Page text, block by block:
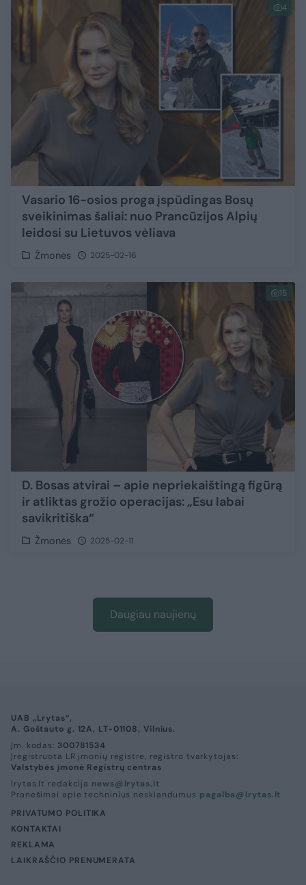
4
Vasario 16-osios proga įspūdingas Bosų
sveikinimas šaliai: nuo Prancūzijos Alpių
leidosi su Lietuvos vėliava
Žmonės 2025-02-16
15
D. Bosas atvirai – apie nepriekaištingą figūrą
ir atliktas grožio operacijas: „Esu labai
savikritiška“
Žmonės 2025-02-11
Daugiau naujienų
UAB „Lrytas“,
A. Goštauto g. 12A, LT-01108, Vilnius.
Įm. kodas: 300781534
Įregistruota LR įmonių registre, registro tvarkytojas:
Valstybės įmonė Registrų centras
lrytas.lt redakcija news@lrytas.lt
Pranešimai apie techninius nesklandumus pagalba@lrytas.lt
PRIVATUMO POLITIKA
KONTAKTAI
REKLAMA
LAIKRAŠČIO PRENUMERATA